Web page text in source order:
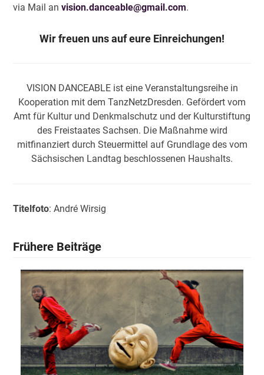
via Mail anvision.danceable@gmail.com.
Wir freuen uns auf eure Einreichungen!
VISION DANCEABLE ist eine Veranstaltungsreihe in
Kooperation mit dem TanzNetzDresden. Gefördert vom
Amt für Kultur und Denkmalschutz und der Kulturstiftung
des Freistaates Sachsen. Die Maßnahme wird
mitfinanziert durch Steuermittel auf Grundlage des vom
Sächsischen Landtag beschlossenen Haushalts.
Titelfoto: André Wirsig
Frühere Beiträge